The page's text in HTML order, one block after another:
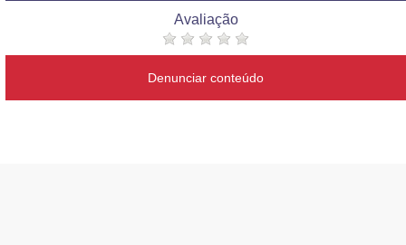
Avaliação
Denunciar conteúdo